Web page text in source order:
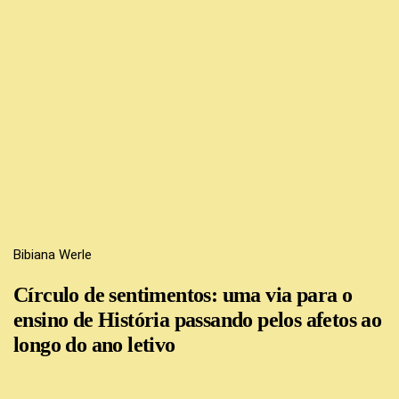
Bibiana Werle
Círculo de sentimentos: uma via para o
ensino de História passando pelos afetos ao
longo do ano letivo